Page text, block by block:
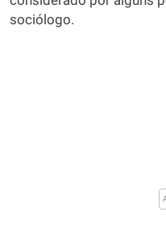
sociólogo.